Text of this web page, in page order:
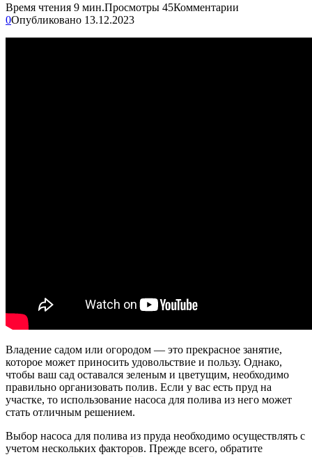
Время чтения 9 мин.Просмотры 45Комментарии
0Опубликовано 13.12.2023
Владение садом или огородом — это прекрасное занятие,
которое может приносить удовольствие и пользу. Однако,
чтобы ваш сад оставался зеленым и цветущим, необходимо
правильно организовать полив. Если у вас есть пруд на
участке, то использование насоса для полива из него может
стать отличным решением.
Выбор насоса для полива из пруда необходимо осуществлять с
учетом нескольких факторов. Прежде всего, обратите